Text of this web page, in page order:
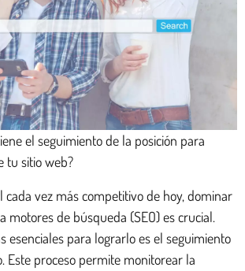
el seguimiento de la posición para
tu sitio web?
cada vez más competitivo de hoy, dominar
motores de búsqueda (SEO) es crucial.
esenciales para lograrlo es el seguimiento
Este proceso permite monitorear la